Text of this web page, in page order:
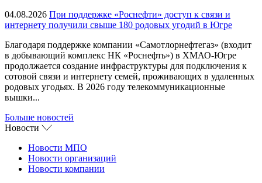
04.08.2026 При поддержке «Роснефти» доступ к связи и
интернету получили свыше 180 родовых угодий в Югре
Благодаря поддержке компании «Самотлорнефтегаз» (входит
в добывающий комплекс НК «Роснефть») в ХМАО-Югре
продолжается создание инфраструктуры для подключения к
сотовой связи и интернету семей, проживающих в удаленных
родовых угодьях. В 2026 году телекоммуникационные
вышки...
Больше новостей
Новости
Новости МПО
Новости организаций
Новости компании